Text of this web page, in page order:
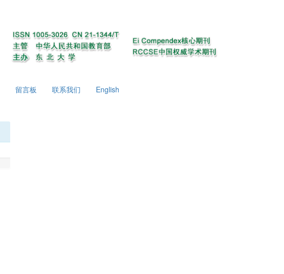
留言板 联系我们 English